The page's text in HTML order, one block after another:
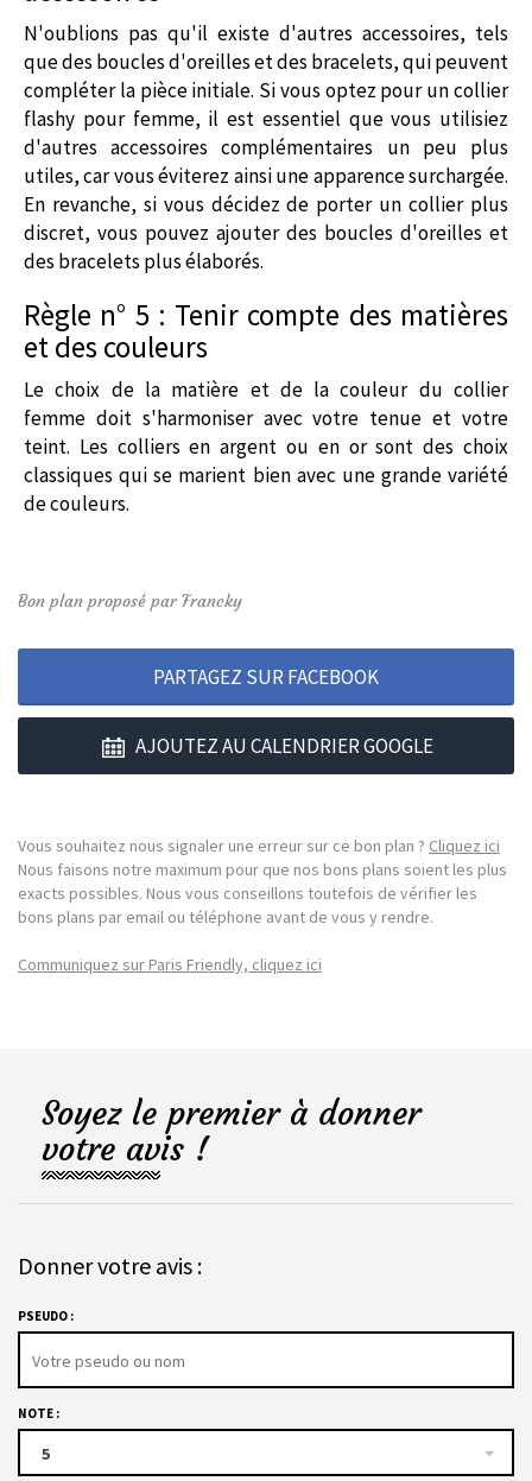
N'oublions pas qu'il existe d'autres accessoires, tels
que des boucles d'oreilles et des bracelets, qui peuvent
compléter la pièce initiale. Si vous optez pour un collier
flashy pour femme, il est essentiel que vous utilisiez
d'autres accessoires complémentaires un peu plus
utiles, car vous éviterez ainsi une apparence surchargée.
En revanche, si vous décidez de porter un collier plus
discret, vous pouvez ajouter des boucles d'oreilles et
des bracelets plus élaborés.
Règle n° 5 : Tenir compte des matières
et des couleurs
Le choix de la matière et de la couleur du collier
femme doit s'harmoniser avec votre tenue et votre
teint. Les colliers en argent ou en or sont des choix
classiques qui se marient bien avec une grande variété
de couleurs.
Bon plan proposé par Francky
PARTAGEZ SUR FACEBOOK
AJOUTEZ AU CALENDRIER GOOGLE
Vous souhaitez nous signaler une erreur sur ce bon plan ? Cliquez ici
Nous faisons notre maximum pour que nos bons plans soient les plus
exacts possibles. Nous vous conseillons toutefois de vérifier les
bons plans par email ou téléphone avant de vous y rendre.
Communiquez sur Paris Friendly, cliquez ici
Soyez le premier à donner
votre avis !
Donner votre avis :
PSEUDO :
NOTE :
5